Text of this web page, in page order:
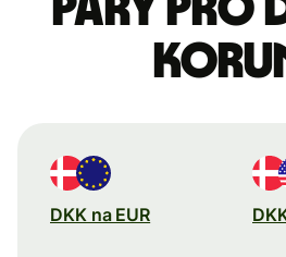
DKK na EUR